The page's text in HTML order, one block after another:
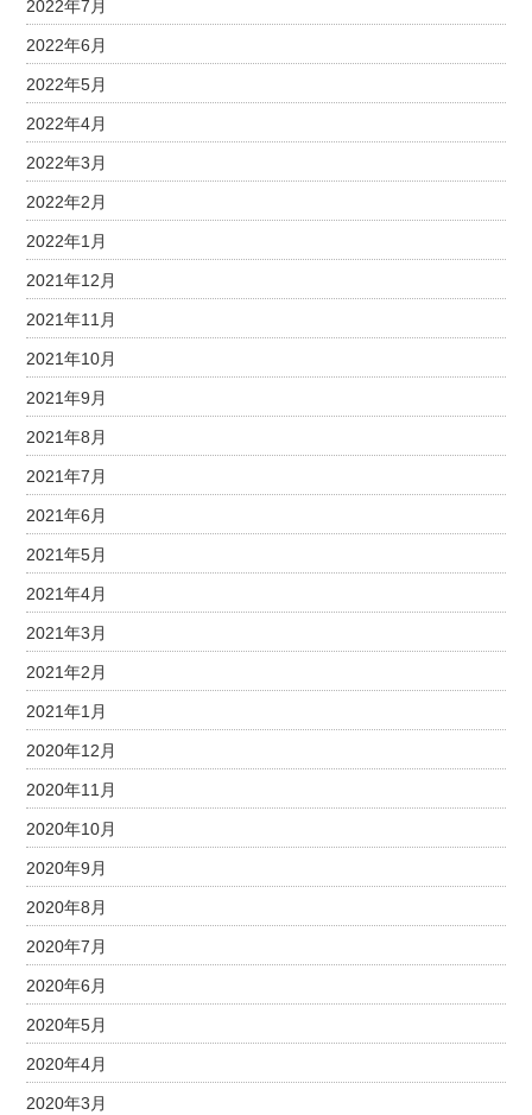
2022年7月
2022年6月
2022年5月
2022年4月
2022年3月
2022年2月
2022年1月
2021年12月
2021年11月
2021年10月
2021年9月
2021年8月
2021年7月
2021年6月
2021年5月
2021年4月
2021年3月
2021年2月
2021年1月
2020年12月
2020年11月
2020年10月
2020年9月
2020年8月
2020年7月
2020年6月
2020年5月
2020年4月
2020年3月